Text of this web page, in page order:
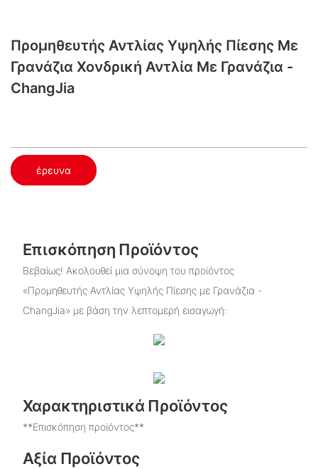
Προμηθευτής Αντλίας Υψηλής Πίεσης Με
Γρανάζια Χονδρική Αντλία Με Γρανάζια -
ChangJia
έρευνα
Επισκόπηση Προϊόντος
Βεβαίως! Ακολουθεί μια σύνοψη του προϊόντος
«Προμηθευτής Αντλίας Υψηλής Πίεσης με Γρανάζια -
ChangJia» με βάση την λεπτομερή εισαγωγή:
Χαρακτηριστικά Προϊόντος
**Επισκόπηση προϊόντος**
Αξία Προϊόντος